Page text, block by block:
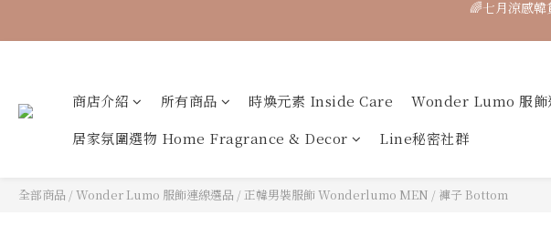
🌈七月涼感
🌈七月涼感
商店介紹 所有商品 時煥元素 Inside Care Wonder Lumo 服飾
居家氛圍選物 Home Fragrance & Decor
Line秘密社群
全部商品 /Wonder Lumo 服飾連線選品 /正韓男裝服飾 Wonderlumo MEN / 褲子 Bottom